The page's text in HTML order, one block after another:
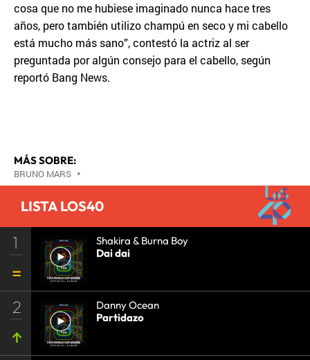
cosa que no me hubiese imaginado nunca hace tres
años, pero también utilizo champú en seco y mi cabello
está mucho más sano”, contestó la actriz al ser
preguntada por algún consejo para el cabello, según
reportó Bang News.
MÁS SOBRE:
BRUNO MARS •
LISTA LOS40
1
Shakira & Burna Boy
Dai dai
2
Danny Ocean
Partidazo